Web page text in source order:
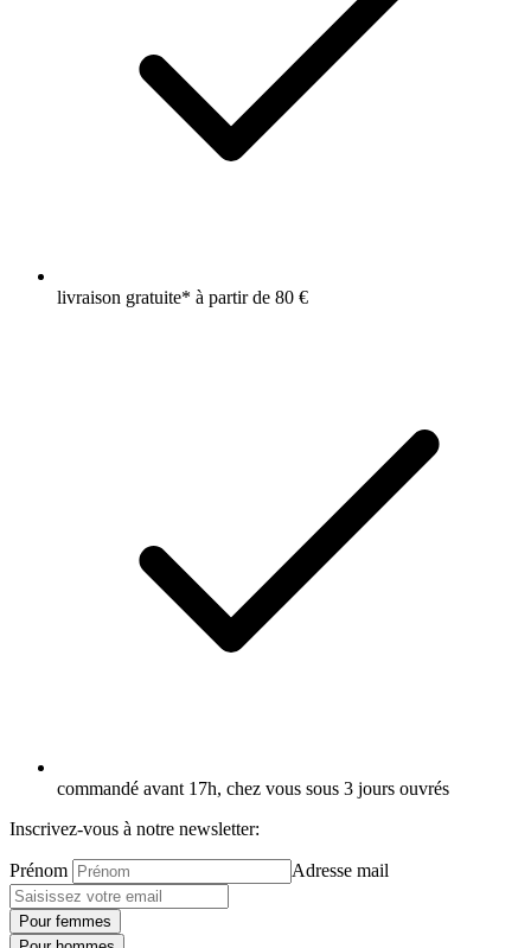
livraison gratuite* à partir de 80 €
commandé avant 17h, chez vous sous 3 jours ouvrés
Inscrivez-vous à notre newsletter:
Prénom Adresse mail
Pour femmes